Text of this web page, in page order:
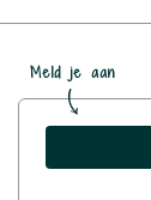
Meld je aan